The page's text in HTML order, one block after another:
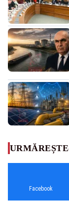
Facebook